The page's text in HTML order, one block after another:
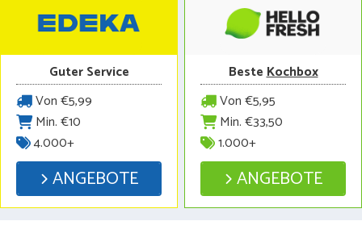
Guter Service
Von €5,99
Min. €10
4.000+
ANGEBOTE
BesteKochbox
Von €5,95
Min. €33,50
1.000+
ANGEBOTE